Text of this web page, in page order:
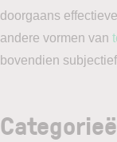
doorgaans
andere vormen van
bovendien